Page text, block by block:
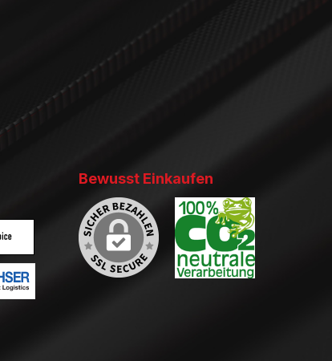
2 Bild 3
Versand
2 Bild 3
Bewusst Einkaufen